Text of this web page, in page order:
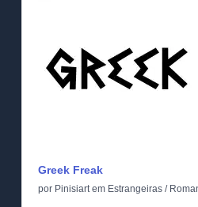
Greek Freak
por Pinisiartem Estrangeiras /